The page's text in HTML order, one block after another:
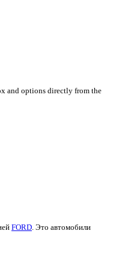
and options directly from the
FORD. Это автомобили